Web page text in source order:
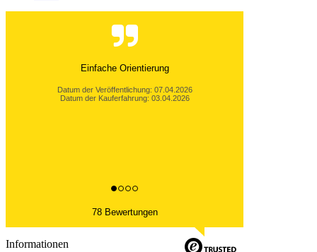
Prima Produkt. Feines Aroms. Verwende ich als
Datum der Veröffentlichung: 22.01.2026
78 Bewertungen
Informationen